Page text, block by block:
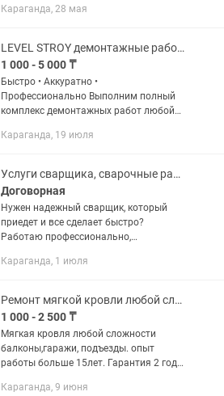
номере. При больших объемах скидка.
Караганда, 28 мая
LEVEL STROY демонтажные работы в Караганда
1 000 - 5 000 ₸
Быстро • Аккуратно •
Профессионально Выполним полный
комплекс демонтажных работ любой
проводить разбор зданий, конструкций
Караганда, 19 июля
Услуги сварщика, сварочные работы любой сложности, сварщик в Караганде
Договорная
Нужен надежный сварщик, который
приедет и все сделает быстро?
Работаю профессионально,
Выездной сварщик с 10-летним
глушителей...
Караганда, 1 июля
Ремонт мягкой кровли любой сложности
1 000 - 2 500 ₸
Мягкая кровля любой сложности
балконы,гаражи, подъезды. опыт
работы больше 15лет. Гарантия 2 года.
Караганда, 9 июня